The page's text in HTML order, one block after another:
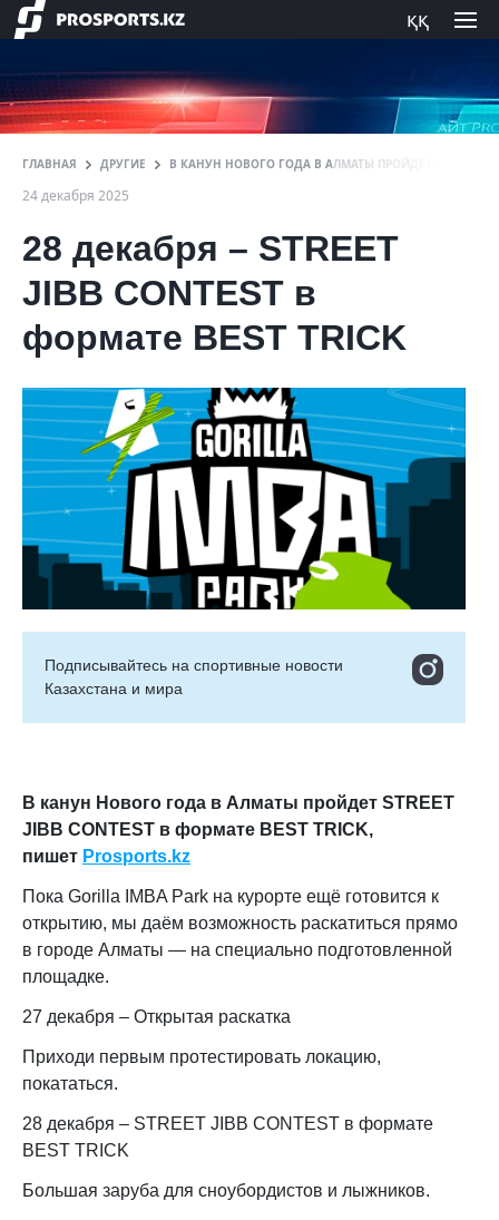
ққ
ГЛАВНАЯ ДРУГИЕ В КАНУН НОВОГО ГОДА В АЛМАТЫ ПРОЙДЕТ STREET JIBB
24 декабря 2025
28 декабря – STREET
JIBB CONTEST в
формате BEST TRICK
Подписывайтесь на cпортивные новости
Казахстана и мира
В канун Нового года в Алматы пройдет STREET
JIBB CONTEST в формате BEST TRICK,
пишет Prosports.kz
Пока Gorilla IMBA Park на курорте ещё готовится к
открытию, мы даём возможность раскатиться прямо
в городе Алматы — на специально подготовленной
площадке.
27 декабря – Открытая раскатка
Приходи первым протестировать локацию,
покататься.
28 декабря – STREET JIBB CONTEST в формате
BEST TRICK
Большая заруба для сноубордистов и лыжников.